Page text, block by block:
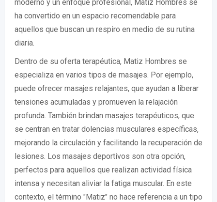
moderno y un enfoque profesional, Matiz Hombres se
ha convertido en un espacio recomendable para
aquellos que buscan un respiro en medio de su rutina
diaria.
Dentro de su oferta terapéutica, Matiz Hombres se
especializa en varios tipos de masajes. Por ejemplo,
puede ofrecer masajes relajantes, que ayudan a liberar
tensiones acumuladas y promueven la relajación
profunda. También brindan masajes terapéuticos, que
se centran en tratar dolencias musculares específicas,
mejorando la circulación y facilitando la recuperación de
lesiones. Los masajes deportivos son otra opción,
perfectos para aquellos que realizan actividad física
intensa y necesitan aliviar la fatiga muscular. En este
contexto, el término "Matiz" no hace referencia a un tipo